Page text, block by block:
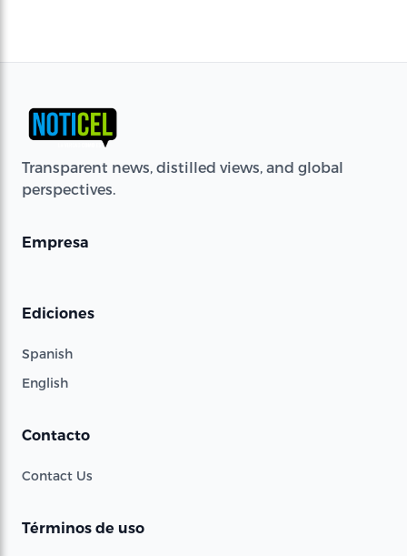
Transparent news, distilled views, and global
perspectives.
Empresa
Ediciones
Spanish
English
Contacto
Contact Us
Términos de uso